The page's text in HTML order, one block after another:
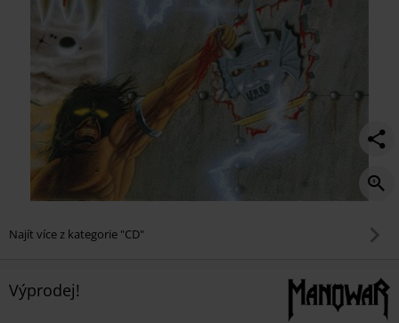
Najít více z kategorie "CD"
Výprodej!